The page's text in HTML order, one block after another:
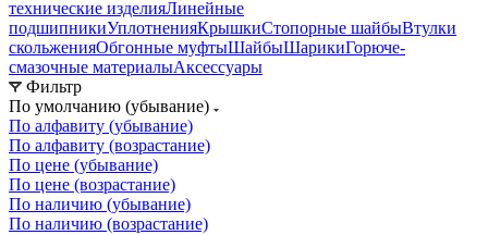
технические изделияЛинейные
подшипникиУплотненияКрышкиСтопорные шайбыВтулки
скольженияОбгонные муфтыШайбыШарикиГорюче-
смазочные материалыАксессуары
Фильтр
По умолчанию (убывание)
По алфавиту (убывание)
По алфавиту (возрастание)
По цене (убывание)
По цене (возрастание)
По наличию (убывание)
По наличию (возрастание)